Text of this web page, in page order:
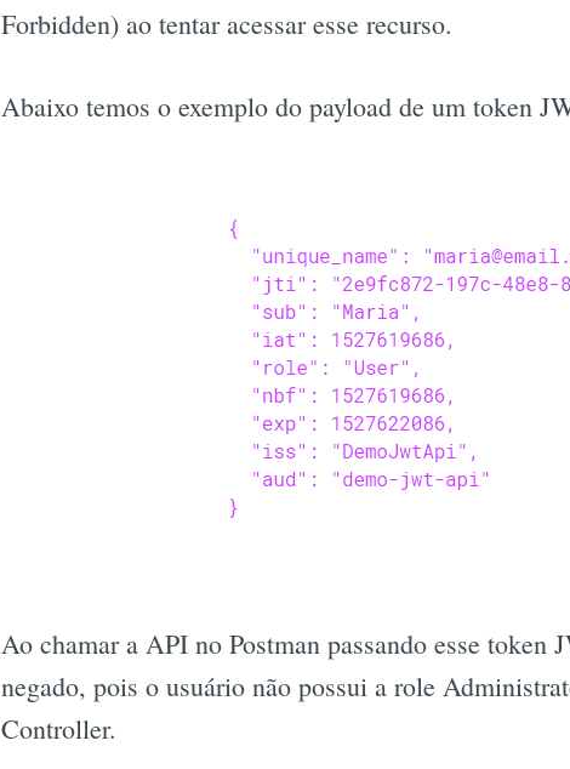
Forbidden) ao tentar acessar esse recurso.
Abaixo temos o exemplo do payload de um token
Ao chamar a API no Postman passando esse token
negado, pois o usuário não possui a role
Controller.